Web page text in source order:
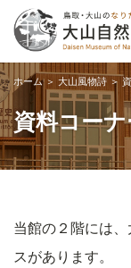
ホーム＞ 大山風物詩＞
資料コー
当館の２階には
スがあります。